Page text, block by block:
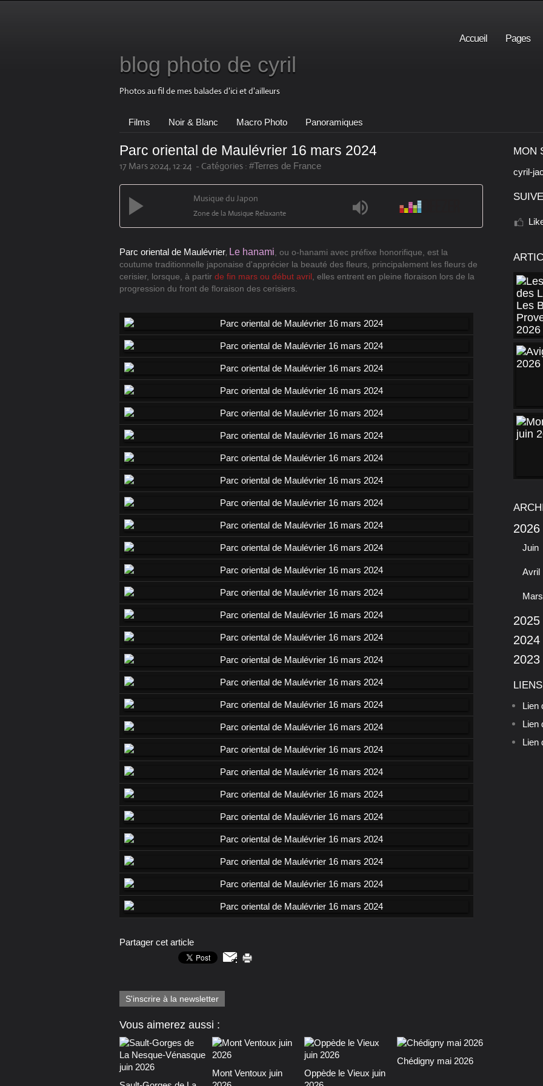
Accueil Pages
blog photo de cyril
Photos au fil de mes balades d'ici et d'ailleurs
Films Noir & Blanc Macro Photo Panoramiques
Parc oriental de Maulévrier 16 mars 2024
17 Mars 2024, 12:24 - Catégories : #Terres de France
Musique du Japon
Zone de la Musique Relaxante
Parc oriental de Maulévrier, Le hanami , ou o-hanami avec préfixe honorifique, est la
coutume traditionnelle japonaise d'apprécier la beauté des fleurs, principalement les fleurs de
cerisier, lorsque, à partir de fin mars ou début avril , elles entrent en pleine floraison lors de la
progression du front de floraison des cerisiers.
Partager cet article
S'inscrire à la newsletter
Vous aimerez aussi :
Mont Ventoux juin
Oppède le Vieux juin
Chédigny mai 2026
MON
cyril-
2026
Juin
Avril
Mars
2025
2024
2023
LIENS
Lien
Lien
Lien